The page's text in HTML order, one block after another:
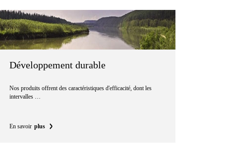
Développement durable
Nos produits offrent des caractéristiques d'efficacité, dont les
intervalles …
En savoir plus